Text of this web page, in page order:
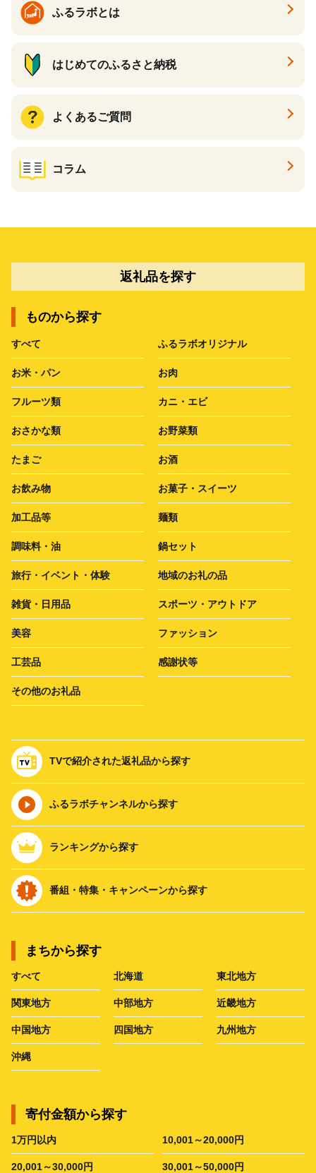
ふるラボとは
はじめてのふるさと納税
よくあるご質問
コラム
返礼品を探す
ものから探す
すべて ふるラボオリジナル
お米・パン お肉
フルーツ類 カニ・エビ
おさかな類 お野菜類
たまご お酒
お飲み物 お菓子・スイーツ
加工品等 麺類
調味料・油 鍋セット
旅行・イベント・体験 地域のお礼の品
雑貨・日用品 スポーツ・アウトドア
美容 ファッション
工芸品 感謝状等
その他のお礼品
TVで紹介された返礼品から探す
ふるラボチャンネルから探す
ランキングから探す
番組・特集・キャンペーンから探す
まちから探す
すべて 北海道 東北地方
関東地方 中部地方 近畿地方
中国地方 四国地方 九州地方
沖縄
寄付金額から探す
1万円以内 10,001～20,000円
20,001～30,000円 30,001～50,000円